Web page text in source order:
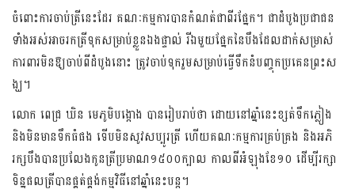
ចំពោះការចាប់ត្រីនេះដែរ គណៈ​កម្មការបាន​កំណត់ជាពីរផ្នែក។ ជាដំបូង​ប្រជាជន​
ទាំងអស់​​អាចរក​ត្រីទុក​សម្រាប់ខ្លួនឯងផ្ទាល់ រីឯមួយ​ផ្នែក​នៃ​បឹង​​ដែល​ដាក់សម្រាស់
ការពារមិនឱ្យចា​ប់​ពីដំបូងនោះ ត្រូវចាប់ទុករួមសម្រាប់ធ្វើទឹកនំបញ្ចុកប្រគេនព្រះស​
ង្ឃ។
លោក ពេជ្រ ឃិន មេភូមិបង្កោង បានរៀប​រាប់ថា ដោយនៅឆ្នាំនេះ​ខ្សត់ទឹកភ្លៀង
និងមិនមានទឹកធំផង ទើបមិនសូវ​សប្បូរត្រី ហើយគណៈ​​កម្មការ​គ្រប់​គ្រង និងអភិ
រក្សបឹងបានប្រ​លែ​ងកូនត្រីប្រមាណ១៥០០ក្បាល កាលពីអំឡុងខែ១០ ដើម្បីរក្សា
ទិន្នផលត្រីបានផ្គត់ផ្គង់​កម្មវិធីនៅឆ្នាំនេះបន្ត។